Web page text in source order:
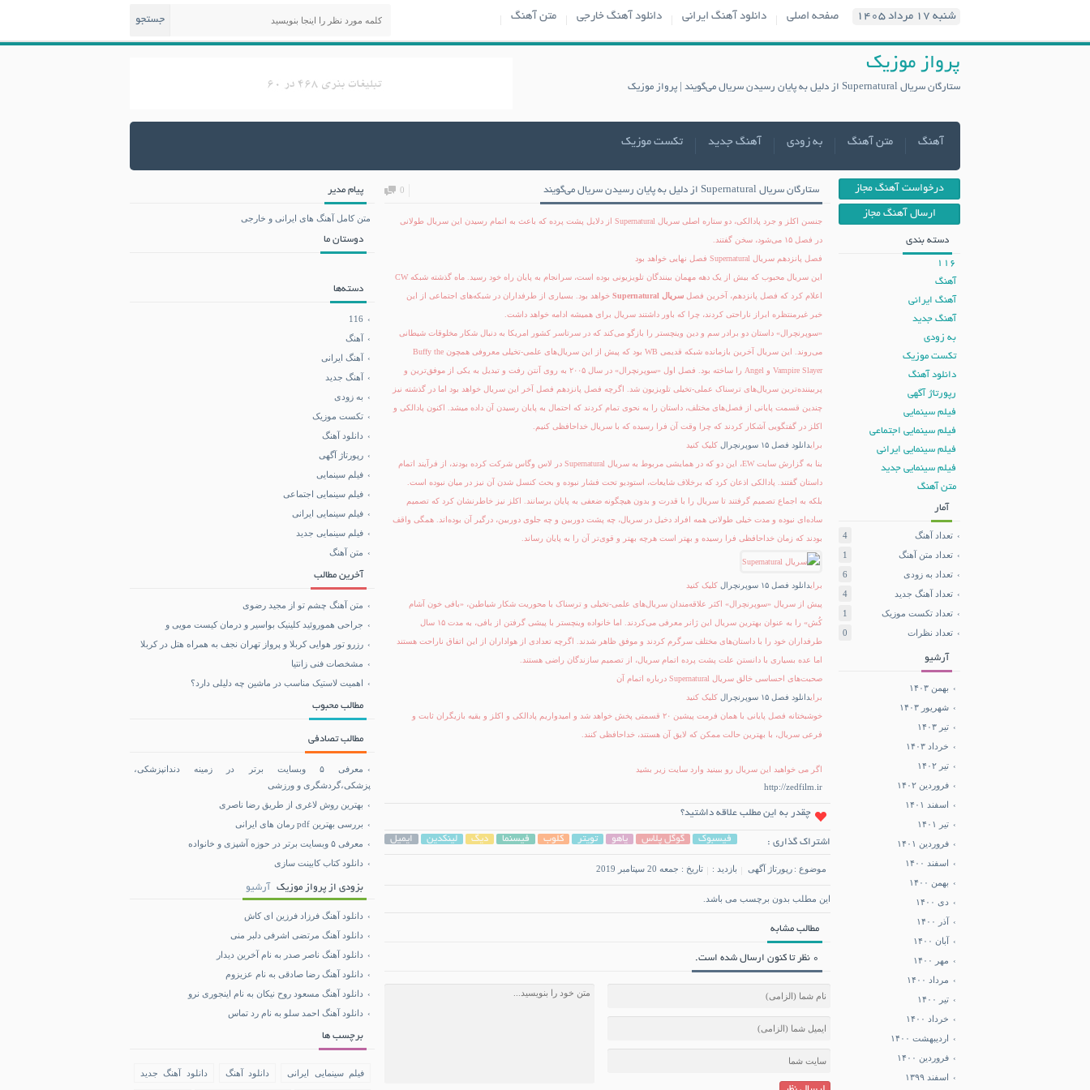
شنبه ۱۷ مرداد ۱۴۰۵ صفحه اصلی دانلود آهنگ ایرانی دانلود آهنگ خارجی متن آهنگ جستجو
پرواز موزیک
ستارگان سریال Supernatural از دلیل به پایان رسیدن سریال می‌گویند | پرواز موزیک
آهنگ متن آهنگ به زودی آهنگ جدید تکست موزیک
ستارگان سریال Supernatural از دلیل به پایان رسیدن سریال می‌گویند 0
جنسن اکلز و جرد پادالکی، دو ستاره اصلی سریال Supernatural از دلایل پشت پرده که باعث به اتمام رسیدن این سریال طولانی
در فصل ۱۵ می‌شود، سخن گفتند.
فصل پانزدهم سریال Supernatural فصل نهایی خواهد بود
این سریال محبوب که بیش از یک دهه مهمان بینندگان تلویزیونی بوده است، سرانجام به پایان راه خود رسید. ماه گذشته شبکه CW
اعلام کرد که فصل پانزدهم، آخرین فصل سریال Supernatural خواهد بود. بسیاری از طرفداران در شبکه‌های اجتماعی از این
خبر غیرمنتظره ابراز ناراحتی کردند، چرا که باور داشتند سریال برای همیشه ادامه خواهد داشت.
«سوپرنچرال» داستان دو برادر سم و دین وینچستر را بازگو می‌کند که در سرتاسر کشور امریکا به دنبال شکار مخلوقات شیطانی
می‌روند. این سریال آخرین بازمانده شبکه قدیمی WB بود که پیش از این سریال‌های علمی-تخیلی معروفی همچون Buffy the
Vampire Slayer و Angel را ساخته بود. فصل اول «سوپرنچرال» در سال ۲۰۰۵ به روی آنتن رفت و تبدیل به یکی از موفق‌ترین و
پربیننده‌ترین سریال‌های ترسناک عملی-تخیلی تلویزیون شد. اگرچه فصل پانزدهم فصل آخر این سریال خواهد بود اما در گذشته نیز
چندین قسمت پایانی از فصل‌های مختلف، داستان را به نحوی تمام کردند که احتمال به پایان رسیدن آن داده میشد. اکنون پادالکی و
اکلز در گفتگویی آشکار کردند که چرا وقت آن فرا رسیده که با سریال خداحافظی کنیم.
برایدانلود فصل ۱۵ سوپرنچرال کلیک کنید
بنا به گزارش سایت EW، این دو که در همایشی مربوط به سریال Supernatural در لاس وگاس شرکت کرده بودند، از فرآیند اتمام
داستان گفتند. پادالکی اذعان کرد که برخلاف شایعات، استودیو تحت فشار نبوده و بحث کنسل شدن آن نیز در میان نبوده است.
بلکه به اجماع تصمیم گرفتند تا سریال را با قدرت و بدون هیچگونه ضعفی به پایان برسانند. اکلز نیز خاطرنشان کرد که تصمیم
ساده‌ای نبوده و مدت خیلی طولانی همه افراد دخیل در سریال، چه پشت دوربین و چه جلوی دوربین، درگیر آن بوده‌اند. همگی واقف
بودند که زمان خداحافظی فرا رسیده و بهتر است هرچه بهتر و قوی‌تر آن را به پایان رساند.
برایدانلود فصل ۱۵ سوپرنچرال کلیک کنید
پیش از سریال «سوپرنچرال» اکثر علاقه‌مندان سریال‌های علمی-تخیلی و ترسناک با محوریت شکار شیاطین، «بافی خون آشام
کُش» را به عنوان بهترین سریال این ژانر معرفی می‌کردند. اما خانواده وینچستر با پیشی گرفتن از بافی، به مدت ۱۵ سال
طرفداران خود را با داستان‌های مختلف سرگرم کردند و موفق ظاهر شدند. اگرچه تعدادی از هواداران از این اتفاق ناراحت هستند
اما عده بسیاری با دانستن علت پشت پرده اتمام سریال، از تصمیم سازندگان راضی هستند.
صحبت‌های احساسی خالق سریال Supernatural درباره اتمام آن
برایدانلود فصل ۱۵ سوپرنچرال کلیک کنید
خوشبختانه فصل پایانی با همان فرمت پیشین ۲۰ قسمتی پخش خواهد شد و امیدواریم پادالکی و اکلز و بقیه بازیگران ثابت و
فرعی سریال، با بهترین حالت ممکن که لایق آن هستند، خداحافظی کنند.
اگر می خواهید این سریال رو ببینید وارد سایت زیر بشید
http://zedfilm.ir
چقدر به این مطلب علاقه داشتید؟
اشتراک گذاری : ایمیل لینکدین دیگ فیسنما کلوب تویتر یاهو گوگل پلاس فیسبوک
موضوع : رپورتاژ آگهی بازدید : تاریخ : جمعه 20 سپتامبر 2019
این مطلب بدون برچسب می باشد.
مطالب مشابه
0 نظر تا کنون ارسال شده است.
درخواست آهنگ مجاز
ارسال آهنگ مجاز
دسته بندی
116
آهنگ
آهنگ ایرانی
آهنگ جدید
به زودی
تکست موزیک
دانلود آهنگ
رپورتاژ آگهی
فیلم سینمایی
فیلم سینمایی اجتماعی
فیلم سینمایی ایرانی
فیلم سینمایی جدید
متن آهنگ
آمار
تعداد آهنگ
4
تعداد متن آهنگ
1
تعداد به زودی
6
تعداد آهنگ جدید
4
تعداد تکست موزیک
1
تعداد نظرات
0
آرشیو
بهمن ۱۴۰۳
شهریور ۱۴۰۳
تیر ۱۴۰۳
خرداد ۱۴۰۳
تیر ۱۴۰۲
فروردین ۱۴۰۲
اسفند ۱۴۰۱
تیر ۱۴۰۱
فروردین ۱۴۰۱
اسفند ۱۴۰۰
بهمن ۱۴۰۰
دی ۱۴۰۰
آذر ۱۴۰۰
آبان ۱۴۰۰
مهر ۱۴۰۰
مرداد ۱۴۰۰
تیر ۱۴۰۰
خرداد ۱۴۰۰
اردیبهشت ۱۴۰۰
فروردین ۱۴۰۰
اسفند ۱۳۹۹
پیام مدیر
متن کامل آهنگ های ایرانی و خارجی
دوستان ما
دسته‌ها
116
آهنگ
آهنگ ایرانی
آهنگ جدید
به زودی
تکست موزیک
دانلود آهنگ
رپورتاژ آگهی
فیلم سینمایی
فیلم سینمایی اجتماعی
فیلم سینمایی ایرانی
فیلم سینمایی جدید
متن آهنگ
آخرین مطالب
متن آهنگ چشم تو از مجید رضوی
جراحی هموروئید کلینیک بواسیر و درمان کیست مویی و
رزرو تور هوایی کربلا و پرواز تهران نجف به همراه هتل در کربلا
مشخصات فنی زانتیا
اهمیت لاستیک مناسب در ماشین چه دلیلی دارد؟
مطالب محبوب
مطالب تصادفی
معرفی ۵ وبسایت برتر در زمینه دندانپزشکی،
پزشکی،گردشگری و ورزشی
بهترین روش لاغری از طریق رضا ناصری
بررسی بهترین pdf رمان های ایرانی
معرفی ۵ وبسایت برتر در حوزه آشپزی و خانواده
دانلود کتاب کابینت سازی
بزودی از پرواز موزیک آرشیو
دانلود آهنگ فرزاد فرزین ای کاش
دانلود آهنگ مرتضی اشرفی دلبر منی
دانلود آهنگ ناصر صدر به نام آخرین دیدار
دانلود آهنگ رضا صادقی به نام عزیزوم
دانلود آهنگ مسعود روح نیکان به نام اینجوری نرو
دانلود آهنگ احمد سلو به نام رد تماس
برچسب ها
فیلم سینمایی ایرانی دانلود آهنگ دانلود آهنگ جدید